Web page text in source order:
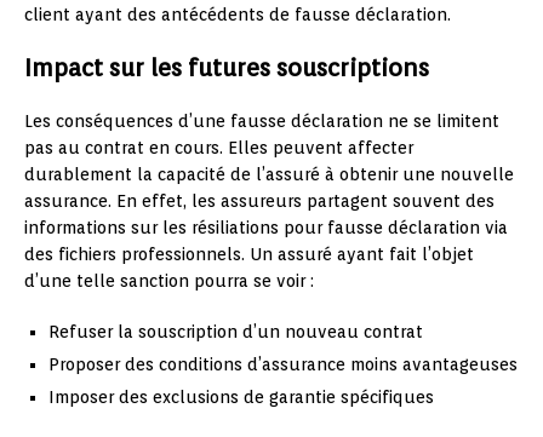
client ayant des antécédents de fausse déclaration.
Impact sur les futures souscriptions
Les conséquences d’une fausse déclaration ne se limitent
pas au contrat en cours. Elles peuvent affecter
durablement la capacité de l’assuré à obtenir une nouvelle
assurance. En effet, les assureurs partagent souvent des
informations sur les résiliations pour fausse déclaration via
des fichiers professionnels. Un assuré ayant fait l’objet
d’une telle sanction pourra se voir :
Refuser la souscription d’un nouveau contrat
Proposer des conditions d’assurance moins avantageuses
Imposer des exclusions de garantie spécifiques